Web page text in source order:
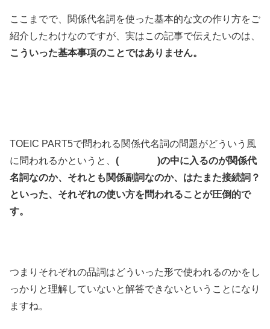
ここまでで、関係代名詞を使った基本的な文の作り方をご
紹介したわけなのですが、実はこの記事で伝えたいのは、
こういった基本事項のことではありません。
TOEIC PART5で問われる関係代名詞の問題がどういう風
に問われるかというと、 ( )の中に入るのが関係代
名詞なのか、それとも関係副詞なのか、はたまた接続詞？
といった、それぞれの使い方を問われることが圧倒的で
す。
つまりそれぞれの品詞はどういった形で使われるのかをし
っかりと理解していないと解答できないということになり
ますね。